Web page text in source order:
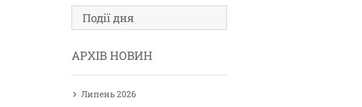
Події дня
АРХІВ НОВИН
Липень 2026